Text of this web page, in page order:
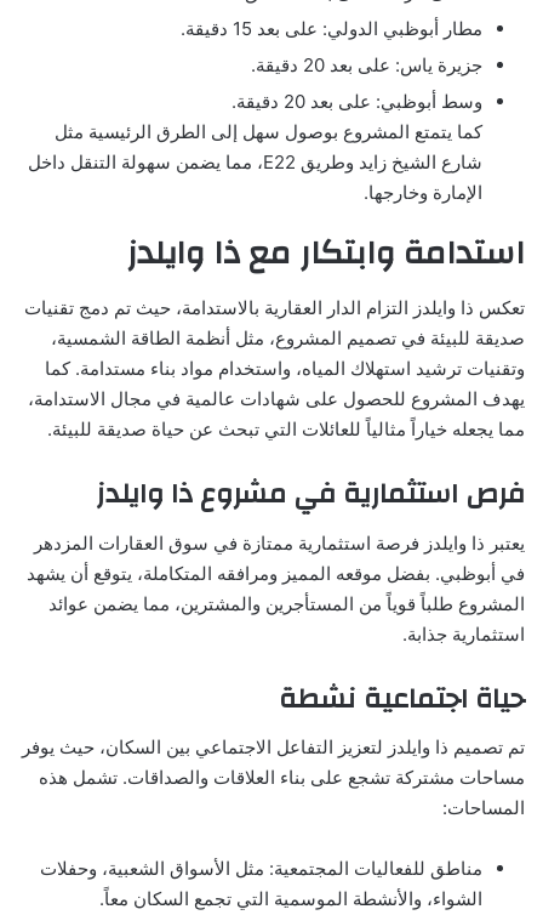
مطار أبوظبي الدولي: على بعد 15 دقيقة.
جزيرة ياس: على بعد 20 دقيقة.
وسط أبوظبي: على بعد 20 دقيقة.
كما يتمتع المشروع بوصول سهل إلى الطرق الرئيسية مثل
شارع الشيخ زايد وطريق E22، مما يضمن سهولة التنقل داخل
الإمارة وخارجها.
استدامة وابتكار مع ذا وايلدز
تعكس ذا وايلدز التزام الدار العقارية بالاستدامة، حيث تم دمج تقنيات
صديقة للبيئة في تصميم المشروع، مثل أنظمة الطاقة الشمسية،
وتقنيات ترشيد استهلاك المياه، واستخدام مواد بناء مستدامة. كما
يهدف المشروع للحصول على شهادات عالمية في مجال الاستدامة،
مما يجعله خياراً مثالياً للعائلات التي تبحث عن حياة صديقة للبيئة.
فرص استثمارية في مشروع ذا وايلدز
يعتبر ذا وايلدز فرصة استثمارية ممتازة في سوق العقارات المزدهر
في أبوظبي. بفضل موقعه المميز ومرافقه المتكاملة، يتوقع أن يشهد
المشروع طلباً قوياً من المستأجرين والمشترين، مما يضمن عوائد
استثمارية جذابة.
حياة اجتماعية نشطة
تم تصميم ذا وايلدز لتعزيز التفاعل الاجتماعي بين السكان، حيث يوفر
مساحات مشتركة تشجع على بناء العلاقات والصداقات. تشمل هذه
المساحات:
مناطق للفعاليات المجتمعية: مثل الأسواق الشعبية، وحفلات
الشواء، والأنشطة الموسمية التي تجمع السكان معاً.